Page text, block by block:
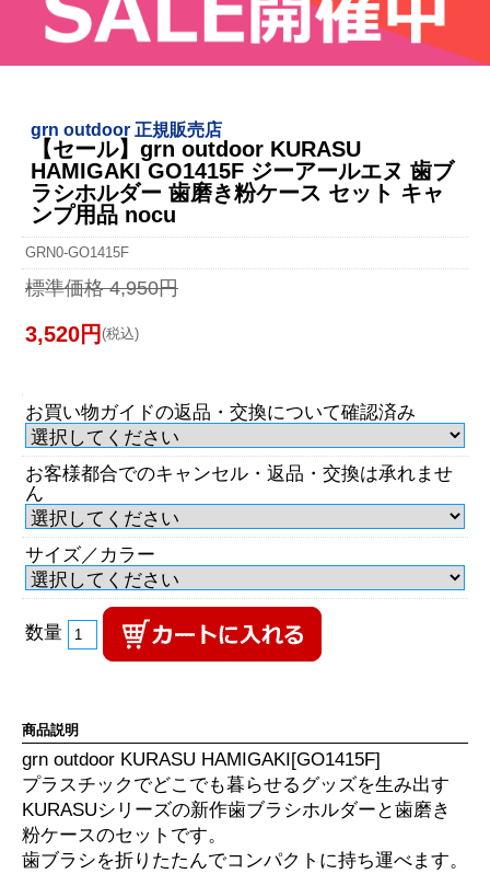
grn outdoor 正規販売店
【セール】grn outdoor KURASU
HAMIGAKI GO1415F ジーアールエヌ 歯ブ
ラシホルダー 歯磨き粉ケース セット キャ
ンプ用品 nocu
GRN0-GO1415F
標準価格 4,950円
3,520円 (税込)
お買い物ガイドの返品・交換について確認済み
お客様都合でのキャンセル・返品・交換は承れませ
ん
サイズ／カラー
数量
商品説明
grn outdoor KURASU HAMIGAKI[GO1415F]
プラスチックでどこでも暮らせるグッズを生み出す
KURASUシリーズの新作歯ブラシホルダーと歯磨き
粉ケースのセットです。
歯ブラシを折りたたんでコンパクトに持ち運べます。